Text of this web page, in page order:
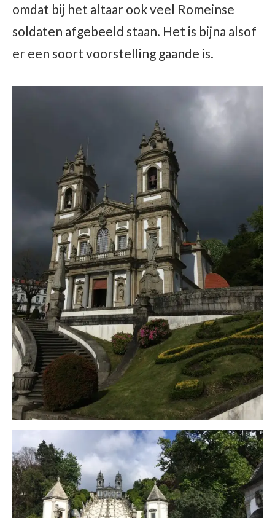
omdat bij het altaar ook veel Romeinse
soldaten afgebeeld staan. Het is bijna alsof
er een soort voorstelling gaande is.